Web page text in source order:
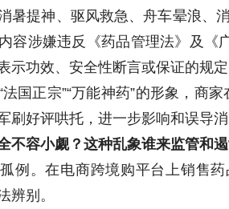
暑提神、驱风救急、舟车晕浪、
容涉嫌违反《药品管理法》及
示功效、安全性断言或保证的规
法国正宗”“万能神药”的形象，商
刷好评哄托，进一步影响和误导
不容小觑？这种乱象谁来监管和
例。在电商跨境购平台上销售
辨别。